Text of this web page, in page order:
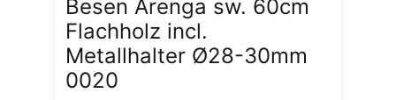
Besen Arenga sw. 60cm
Flachholz incl.
Metallhalter Ø28-30mm
0020